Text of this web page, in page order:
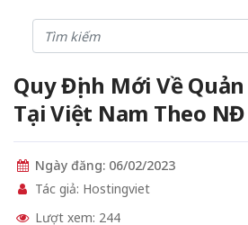
Quy Định Mới Về
Tại Việt Nam Theo NĐ
Ngày đăng: 06/02/2023
Tác giả: Hostingviet
Lượt xem: 244